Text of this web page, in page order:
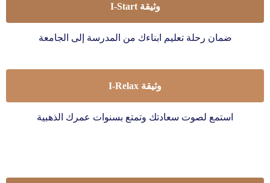
وثيقة I-Start
ضمان رحلة تعليم ابناءك من المدرسة إلى الجامعة
وثيقة I-Relax
استمع لصوت سعادتك وتمتع بسنوات عمرك الذهبية